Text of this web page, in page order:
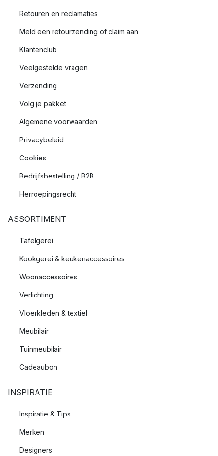
Retouren en reclamaties
Meld een retourzending of claim aan
Klantenclub
Veelgestelde vragen
Verzending
Volg je pakket
Algemene voorwaarden
Privacybeleid
Cookies
Bedrijfsbestelling / B2B
Herroepingsrecht
ASSORTIMENT
Tafelgerei
Kookgerei & keukenaccessoires
Woonaccessoires
Verlichting
Vloerkleden & textiel
Meubilair
Tuinmeubilair
Cadeaubon
INSPIRATIE
Inspiratie & Tips
Merken
Designers